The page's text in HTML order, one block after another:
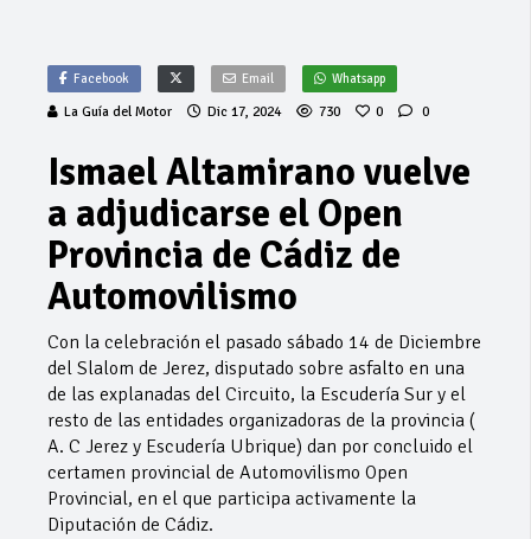
Facebook Email Whatsapp
La Guía del Motor Dic 17, 2024 730 0 0
Ismael Altamirano vuelve
a adjudicarse el Open
Provincia de Cádiz de
Automovilismo
Con la celebración el pasado sábado 14 de Diciembre
del Slalom de Jerez, disputado sobre asfalto en una
de las explanadas del Circuito, la Escudería Sur y el
resto de las entidades organizadoras de la provincia (
A. C Jerez y Escudería Ubrique) dan por concluido el
certamen provincial de Automovilismo Open
Provincial, en el que participa activamente la
Diputación de Cádiz.